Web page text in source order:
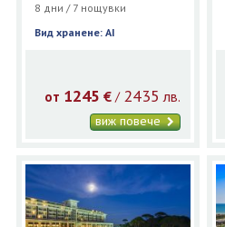
8 дни / 7 нощувки
Вид хранене: AI
от 1245 €/ 2435 лв.
виж повече